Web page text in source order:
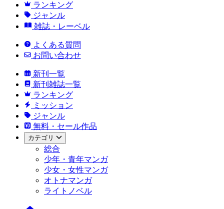
ランキング
ジャンル
雑誌・レーベル
よくある質問
お問い合わせ
新刊一覧
新刊雑誌一覧
ランキング
ミッション
ジャンル
無料・セール作品
カテゴリ
総合
少年・青年マンガ
少女・女性マンガ
オトナマンガ
ライトノベル